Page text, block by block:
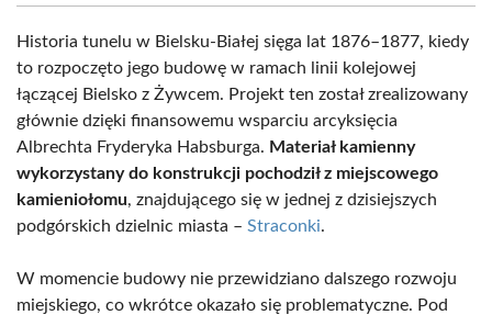
Historia tunelu w Bielsku-Białej sięga lat 1876–1877, kiedy
to rozpoczęto jego budowę w ramach linii kolejowej
łączącej Bielsko z Żywcem. Projekt ten został zrealizowany
głównie dzięki finansowemu wsparciu arcyksięcia
Albrechta Fryderyka Habsburga. Materiał kamienny
wykorzystany do konstrukcji pochodził z miejscowego
kamieniołomu, znajdującego się w jednej z dzisiejszych
podgórskich dzielnic miasta – Straconki.
W momencie budowy nie przewidziano dalszego rozwoju
miejskiego, co wkrótce okazało się problematyczne. Pod